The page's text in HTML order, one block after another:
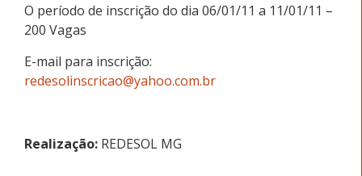
O período de inscrição do dia 06/01/11 a 11/01/11 –
200 Vagas
E-mail para inscrição:
redesolinscricao@yahoo.com.br
Realização: REDESOL MG